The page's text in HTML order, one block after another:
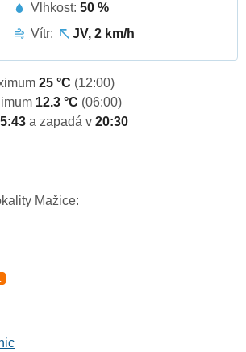
Vlhkost: 50 %
Vítr:
JV, 2 km/h
25 °C (12:00)
12.3 °C (06:00)
a zapadá v 20:30
Mažice: